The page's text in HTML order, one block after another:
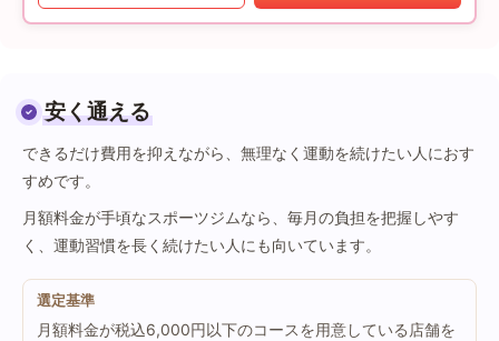
安く通える
できるだけ費用を抑えながら、無理なく運動を続けたい人におす
すめです。
月額料金が手頃なスポーツジムなら、毎月の負担を把握しやす
く、運動習慣を長く続けたい人にも向いています。
選定基準
月額料金が税込6,000円以下のコースを用意している店舗を